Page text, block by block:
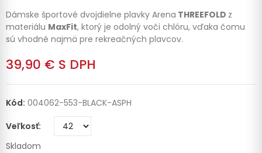
Dámske športové dvojdielne plavky Arena THREEFOLD z
materiálu MaxFit, ktorý je odolný voči chlóru, vďaka čomu
sú vhodné najmä pre rekreačných plavcov.
39,90 € S DPH
Kód: 004062-553-BLACK-ASPH
Veľkosť
Skladom